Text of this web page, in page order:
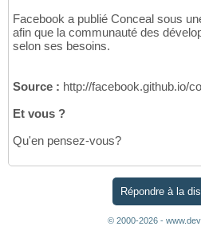
Facebook a publié Conceal sous
afin que la communauté des
selon ses besoins.
Source : http://facebook.github.io/
Et vous ?
Qu'en pensez-vous?
Répondre à la
© 2000-2026 -